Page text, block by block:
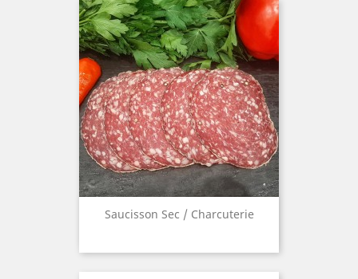
Saucisson Sec / Charcuterie